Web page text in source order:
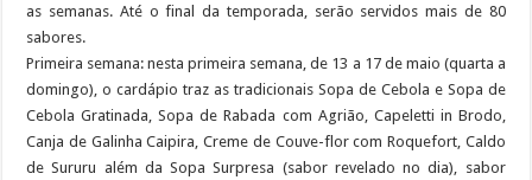
as semanas. Até o final da temporada, serão servidos mais de 80
sabores.
Primeira semana: nesta primeira semana, de 13 a 17 de maio (quarta a
domingo), o cardápio traz as tradicionais Sopa de Cebola e Sopa de
Cebola Gratinada, Sopa de Rabada com Agrião, Capeletti in Brodo,
Canja de Galinha Caipira, Creme de Couve-flor com Roquefort, Caldo
de Sururu além da Sopa Surpresa (sabor revelado no dia), sabor